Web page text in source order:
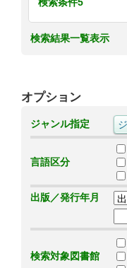
検索結果一覧表示
オプション
ジャンル指定
言語区分
出版／発行年月
検索対象図書館